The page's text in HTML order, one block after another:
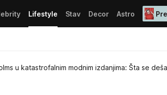
Lifestyle Stav Decor Astro
u katastrofalnim modnim izdanjima: Šta se